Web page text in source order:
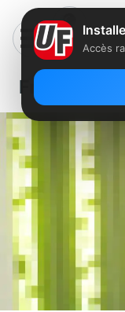
Free: Un
Accès